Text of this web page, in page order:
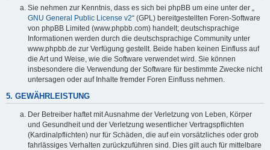
Sie nehmen zur Kenntnis, dass es sich bei phpBB um eine unter der „
GNU General Public License v2“ (GPL) bereitgestellten Foren-Software
von phpBB Limited (www.phpbb.com) handelt; deutschsprachige
Informationen werden durch die deutschsprachige Community unter
www.phpbb.de zur Verfügung gestellt. Beide haben keinen Einfluss auf
die Art und Weise, wie die Software verwendet wird. Sie können
insbesondere die Verwendung der Software für bestimmte Zwecke nicht
untersagen oder auf Inhalte fremder Foren Einfluss nehmen.
5. GEWÄHRLEISTUNG
Der Betreiber haftet mit Ausnahme der Verletzung von Leben, Körper
und Gesundheit und der Verletzung wesentlicher Vertragspflichten
(Kardinalpflichten) nur für Schäden, die auf ein vorsätzliches oder grob
fahrlässiges Verhalten zurückzuführen sind. Dies gilt auch für mittelbare